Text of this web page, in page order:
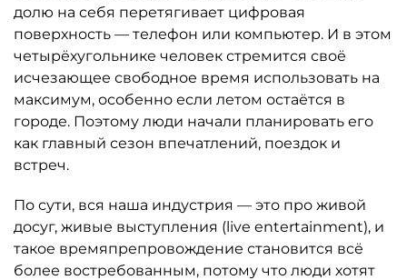
долю на себя перетягивает цифровая
поверхность — телефон или компьютер. И в этом
четырёхугольнике человек стремится своё
исчезающее свободное время использовать на
максимум, особенно если летом остаётся в
городе. Поэтому люди начали планировать его
как главный сезон впечатлений, поездок и
встреч.
По сути, вся наша индустрия — это про живой
досуг, живые выступления (live entertainment), и
такое времяпрепровождение становится всё
более востребованным, потому что люди хотят